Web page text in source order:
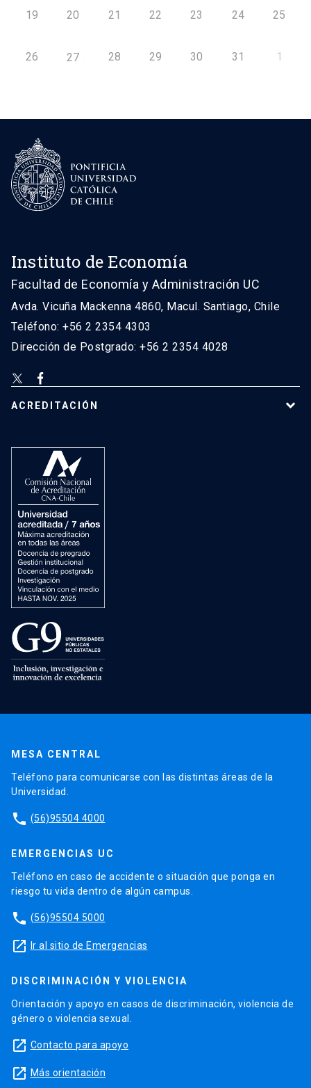
19 20 21 22 23 24 25
26 27 28 29 30 31 1
Instituto de Economía
Facultad de Economía y Administración UC
Avda. Vicuña Mackenna 4860, Macul. Santiago, Chile
Teléfono: +56 2 2354 4303
Dirección de Postgrado: +56 2 2354 4028
ACREDITACIÓN
MESA CENTRAL
Teléfono para comunicarse con las distintas áreas de la
Universidad.
phone (56)95504 4000
EMERGENCIAS UC
Teléfono en caso de accidente o situación que ponga en
riesgo tu vida dentro de algún campus.
phone (56)95504 5000
launch Ir al sitio de Emergencias
DISCRIMINACIÓN Y VIOLENCIA
Orientación y apoyo en casos de discriminación, violencia de
género o violencia sexual.
launch Contacto para apoyo
launch Más orientación